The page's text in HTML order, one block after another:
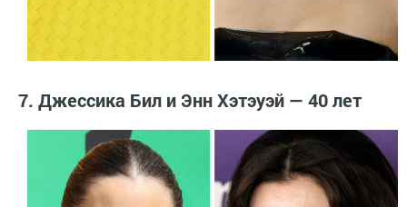
7. Джессика Бил и Энн Хэтэуэй — 40 лет